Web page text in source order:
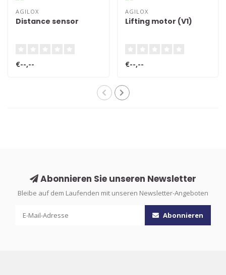
AGILOX
Distance sensor
€--,--
AGILOX
Lifting motor (V1)
€--,--
Abonnieren Sie unseren Newsletter
Bleibe auf dem Laufenden mit unseren Newsletter-Angeboten
Abonnieren